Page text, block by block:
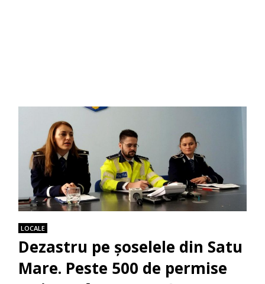
LOCALE
Dezastru pe şoselele din Satu
Mare. Peste 500 de permise